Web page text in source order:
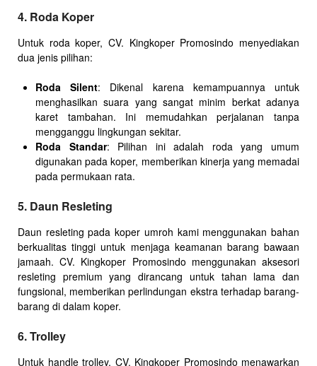
4. Roda Koper
Untuk roda koper, CV. Kingkoper Promosindo menyediakan
dua jenis pilihan:
Roda Silent: Dikenal karena kemampuannya untuk
menghasilkan suara yang sangat minim berkat adanya
karet tambahan. Ini memudahkan perjalanan tanpa
mengganggu lingkungan sekitar.
Roda Standar: Pilihan ini adalah roda yang umum
digunakan pada koper, memberikan kinerja yang memadai
pada permukaan rata.
5. Daun Resleting
Daun resleting pada koper umroh kami menggunakan bahan
berkualitas tinggi untuk menjaga keamanan barang bawaan
jamaah. CV. Kingkoper Promosindo menggunakan aksesori
resleting premium yang dirancang untuk tahan lama dan
fungsional, memberikan perlindungan ekstra terhadap barang-
barang di dalam koper.
6. Trolley
Untuk handle trolley, CV. Kingkoper Promosindo menawarkan